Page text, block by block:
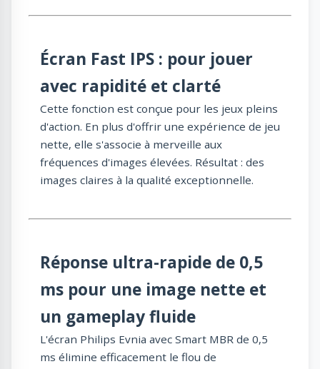
Écran Fast IPS : pour jouer
avec rapidité et clarté
Cette fonction est conçue pour les jeux pleins
d'action. En plus d'offrir une expérience de jeu
nette, elle s'associe à merveille aux
fréquences d'images élevées. Résultat : des
images claires à la qualité exceptionnelle.
Réponse ultra-rapide de 0,5
ms pour une image nette et
un gameplay fluide
L'écran Philips Evnia avec Smart MBR de 0,5
ms élimine efficacement le flou de